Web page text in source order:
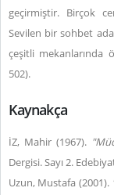
geçirmiştir. Birçok
Sevilen bir sohbet
çeşitli mekanlarında
502).
Kaynakça
İZ, Mahir (1967).
Dergisi. Sayı 2.
Uzun, Mustafa (2001).